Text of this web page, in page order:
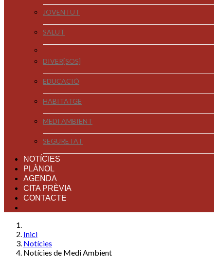
JOVENTUT
SALUT
DIVER[SOS]
EDUCACIÓ
HABITATGE
MEDI AMBIENT
SEGURETAT
NOTÍCIES
PLÀNOL
AGENDA
CITA PRÈVIA
CONTACTE
Inici
Notícies
Notícies de Medi Ambient